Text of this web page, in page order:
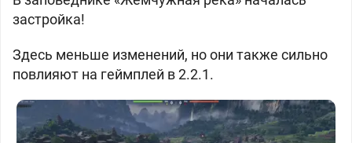
застройка!
Здесь меньше изменений, но они также сильно
повлияют на геймплей в 2.2.1.